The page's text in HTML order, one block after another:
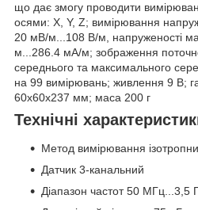
що дає змогу проводити
осями: X, Y, Z; вимірювання
20 мВ/м...108 В/м, напруженості
м...286.4 мА/м; зображення
середнього та максимального
на 99 вимірювань; живлення 9 В;
60х60х237 мм; маса 200 г
Технічні
Метод вимірювання
Датчик 3-канальний
Діапазон частот 50 МГц...3,5